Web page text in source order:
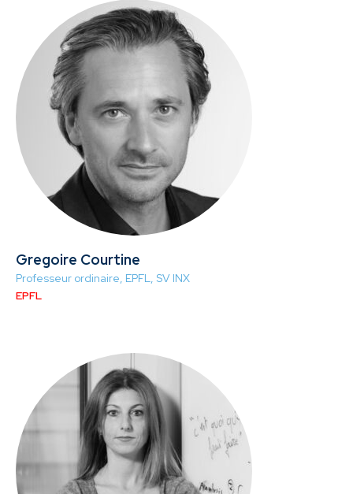
Gregoire Courtine
Professeur ordinaire, EPFL, SV INX
EPFL